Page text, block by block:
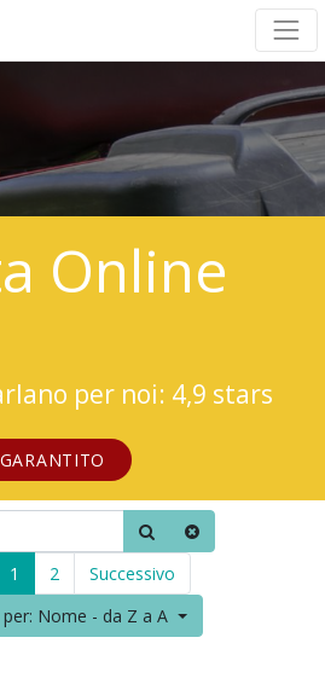
Online
per noi: 4,9 stars
1 2
Successivo
Nome - da Z a A